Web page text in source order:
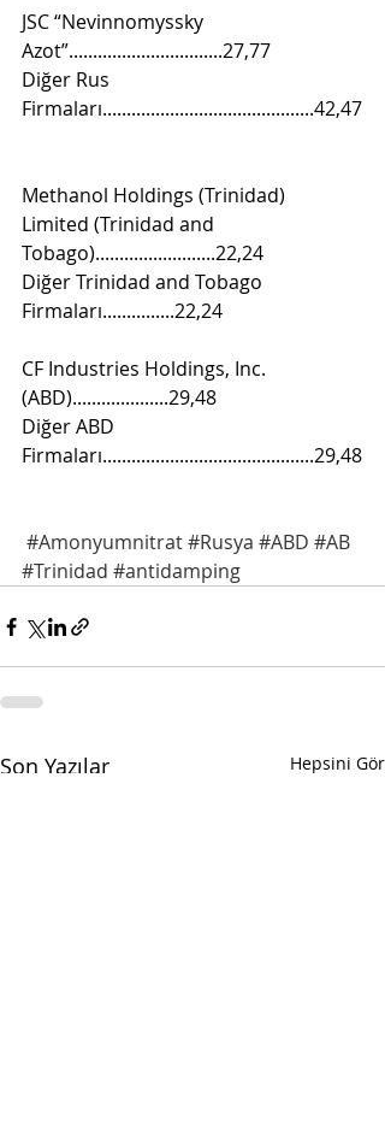
JSC “Nevinnomyssky
Azot”................................27,77
Diğer Rus
Firmaları............................................42,47
Methanol Holdings (Trinidad)
Limited (Trinidad and
Tobago).........................22,24
Diğer Trinidad and Tobago
Firmaları...............22,24
CF Industries Holdings, Inc.
(ABD)....................29,48
Diğer ABD
Firmaları............................................29,48
#Amonyumnitrat#Rusya #ABD #AB
#Trinidad #antidamping
Son Yazılar Hepsini Gör